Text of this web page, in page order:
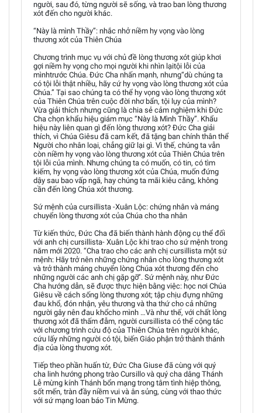
người, sau đó, từng người sẽ sống, và trao ban lòng thương
xót đến cho người khác.
“Này là mình Thầy”: nhắc nhở niềm hy vọng vào lòng
thương xót của Thiên Chúa
Chương trình mục vụ với chủ đề lòng thương xót giúp khơi
gợi niềm hy vọng cho mọi người khi nhìn lạitội lỗi của
mìnhtrước Chúa. Đức Cha nhấn mạnh, nhưng“dù chúng ta
có tội lỗi thật nhiều, hãy cứ hy vọng vào lòng thương xót của
Chúa.” Tại sao chúng ta có thể hy vọng vào lòng thương xót
của Thiên Chúa trên cuộc đời nhơ bẩn, tội lụy của mình?
Vừa giải thích nhưng cũng là chia sẻ cảm nghiệm khi Đức
Cha chọn khẩu hiệu giám mục “Này là Mình Thầy”. Khẩu
hiệu này liên quan gì đến lòng thương xót? Đức Cha giải
thích, vì Chúa Giêsu đã cam kết, đã tặng ban chính thân thể
Người cho nhân loại, chẳng giữ lại gì. Vì thế, chúng ta vẫn
còn niềm hy vọng vào lòng thương xót của Thiên Chúa trên
tội lỗi của mình. Nhưng chúng ta có muốn, có tin, có tìm
kiếm, hy vọng vào lòng thương xót của Chúa, muốn đứng
dậy sau bao vấp ngã, hay chúng ta mãi kiêu căng, không
cần đến lòng Chúa xót thương.
Sứ mệnh của cursillista -Xuân Lộc: chứng nhân và máng
chuyển lòng thương xót của Chúa cho tha nhân
Từ kiến thức, Đức Cha đã biến thành hành động cụ thể đối
với anh chị cursillista- Xuân Lộc khi trao cho sứ mệnh trong
năm mới 2020. “Cha trao cho các anh chị cursillista một sứ
mệnh: Hãy trở nên những chứng nhân cho lòng thương xót
và trở thành máng chuyển lòng Chúa xót thương đến cho
những người các anh chị gặp gỡ”. Sứ mệnh này, như Đức
Cha hướng dẫn, sẽ được thực hiện bằng việc: học nơi Chúa
Giêsu về cách sống lòng thương xót; tập chịu đựng những
đau khổ, đón nhận, yêu thương và tha thứ cho cả những
người gây nên đau khổcho mình …Và như thế, với chất lòng
thương xót đã thấm đẫm, người cursillista có thể cộng tác
với chương trình cứu độ của Thiên Chúa trên người khác,
cứu lấy những người có tội, biến Giáo phận trở thành thánh
địa của lòng thương xót.
Tiếp theo phần huấn từ, Đức Cha Giuse đã cùng với quý
cha linh hướng phong trào Cursillo và quý cha dâng Thánh
Lễ mừng kính Thánh bổn mạng trong tâm tình hiệp thông,
sốt mến, tràn đầy niềm vui và ân sủng, cùng với thao thức
với sứ mạng loan báo Tin Mừng.